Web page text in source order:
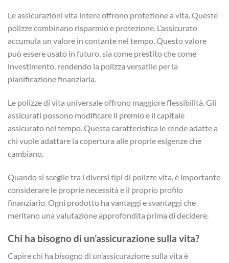
Le assicurazioni vita intere offrono protezione a vita. Queste
polizze combinano risparmio e protezione. L’assicurato
accumula un valore in contante nel tempo. Questo valore
può essere usato in futuro, sia come prestito che come
investimento, rendendo la polizza versatile per la
pianificazione finanziaria.
Le polizze di vita universale offrono maggiore flessibilità. Gli
assicurati possono modificare il premio e il capitale
assicurato nel tempo. Questa caratteristica le rende adatte a
chi vuole adattare la copertura alle proprie esigenze che
cambiano.
Quando si sceglie tra i diversi tipi di polizze vita, è importante
considerare le proprie necessità e il proprio profilo
finanziario. Ogni prodotto ha vantaggi e svantaggi che
meritano una valutazione approfondita prima di decidere.
Chi ha bisogno di un’assicurazione sulla vita?
Capire chi ha bisogno di un’assicurazione sulla vita è